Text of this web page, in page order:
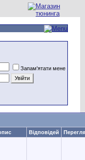
Запам'ятати мене
Відповідей